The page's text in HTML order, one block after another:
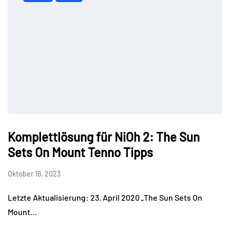
Komplettlösung für NiOh 2: The Sun
Sets On Mount Tenno Tipps
Oktober 16, 2023
Letzte Aktualisierung: 23. April 2020 „The Sun Sets On
Mount…